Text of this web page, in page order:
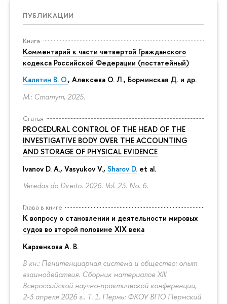
ПУБЛИКАЦИИ
Книга
Комментарий к части четвертой Гражданского
кодекса Российской Федерации (постатейный)
Калятин В. О., Алексева О. Л., Борминская Д. и др.
М.: Статут, 2025.
Статья
PROCEDURAL CONTROL OF THE HEAD OF THE
INVESTIGATIVE BODY OVER THE ACCOUNTING
AND STORAGE OF PHYSICAL EVIDENCE
Ivanov D. A., Vasyukov V., Sharov D. et al.
Veredas do Direito. 2026. Vol. 23. No. 6.
Глава в книге
К вопросу о становлении и деятельности мировых
судов во второй половине XIX века
Карзенкова А. В.
В кн.: Пенитенциарная система и общество: опыт
взаимодействия. Сборник материалов XIII
Всероссийской научно-практической конференции,
2-3 апреля 2026 г.. Т. 1. Пермь: ФКОУ ВПО Пермский